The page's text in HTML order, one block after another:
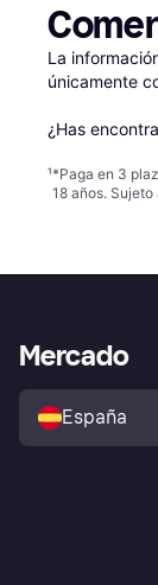
La
únicamente
¿Has
¹*Paga en 3
18 años.
Mercado
España